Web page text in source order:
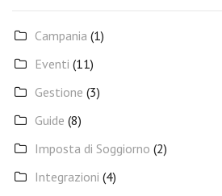
Campania (1)
Eventi (11)
Gestione (3)
Guide (8)
Imposta di Soggiorno (2)
Integrazioni (4)